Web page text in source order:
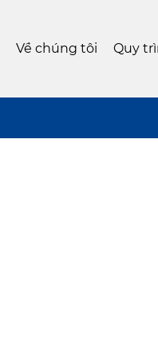
Về chúng tôi Quy